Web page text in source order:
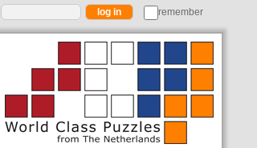
remember